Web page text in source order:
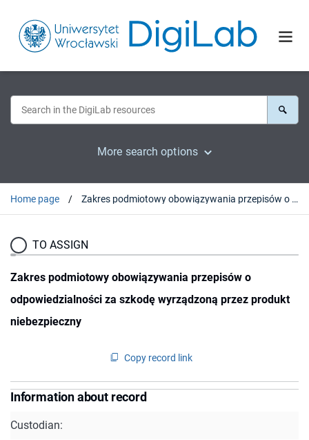
More search options
Home page Zakres podmiotowy obowiązywania przepisów o odpowiedzialności za szkodę wyrządzoną przez produkt niebezpieczny
TO ASSIGN
Zakres podmiotowy obowiązywania przepisów o
odpowiedzialności za szkodę wyrządzoną przez produkt
niebezpieczny
Copy record link
Information about record
Custodian: